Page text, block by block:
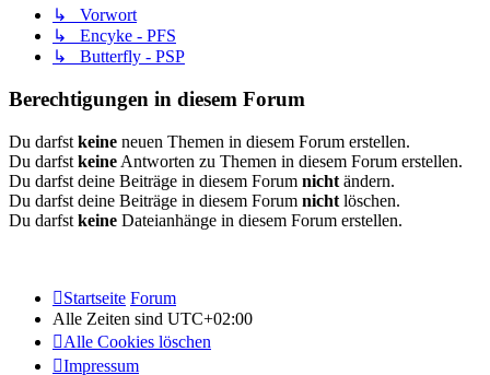
↳ Vorwort
↳ Encyke - PFS
↳ Butterfly - PSP
Berechtigungen in diesem Forum
Du darfst keine neuen Themen in diesem Forum erstellen.
Du darfst keine Antworten zu Themen in diesem Forum erstellen.
Du darfst deine Beiträge in diesem Forum nicht ändern.
Du darfst deine Beiträge in diesem Forum nicht löschen.
Du darfst keine Dateianhänge in diesem Forum erstellen.
Startseite Forum
Alle Zeiten sind UTC+02:00
Alle Cookies löschen
Impressum